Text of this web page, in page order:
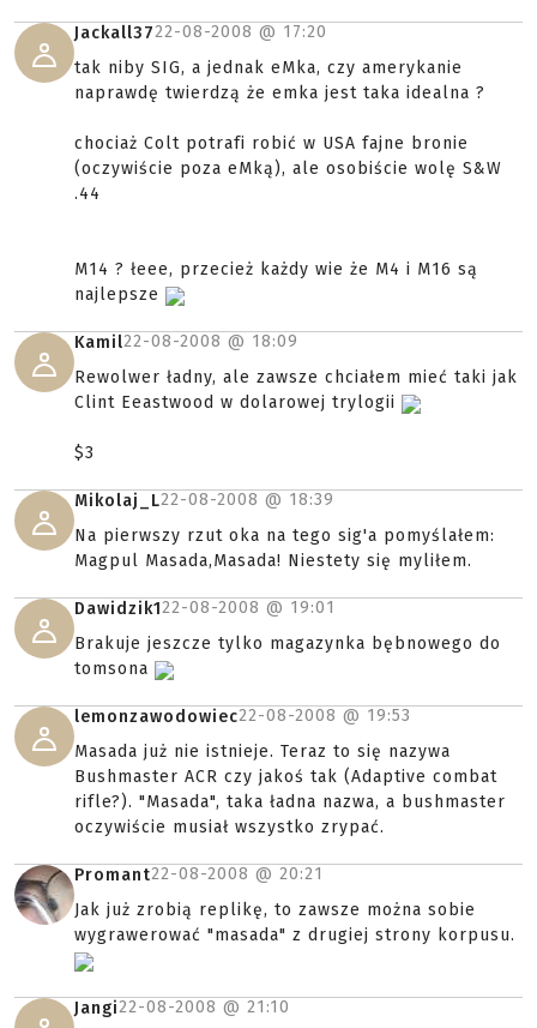
Jackall3722-08-2008 @ 17:20
tak niby SIG, a jednak eMka, czy amerykanie
naprawdę twierdzą że emka jest taka idealna ?
chociaż Colt potrafi robić w USA fajne bronie
(oczywiście poza eMką), ale osobiście wolę S&W
.44
M14 ? łeee, przecież każdy wie że M4 i M16 są
najlepsze
Kamil22-08-2008 @ 18:09
Rewolwer ładny, ale zawsze chciałem mieć taki jak
Clint Eeastwood w dolarowej trylogii
$3
Mikolaj_L22-08-2008 @ 18:39
Na pierwszy rzut oka na tego sig'a pomyślałem:
Magpul Masada,Masada! Niestety się myliłem.
Dawidzik122-08-2008 @ 19:01
Brakuje jeszcze tylko magazynka bębnowego do
tomsona
lemonzawodowiec22-08-2008 @ 19:53
Masada już nie istnieje. Teraz to się nazywa
Bushmaster ACR czy jakoś tak (Adaptive combat
rifle?). "Masada", taka ładna nazwa, a bushmaster
oczywiście musiał wszystko zrypać.
Promant22-08-2008 @ 20:21
Jak już zrobią replikę, to zawsze można sobie
wygrawerować "masada" z drugiej strony korpusu.
Jangi22-08-2008 @ 21:10